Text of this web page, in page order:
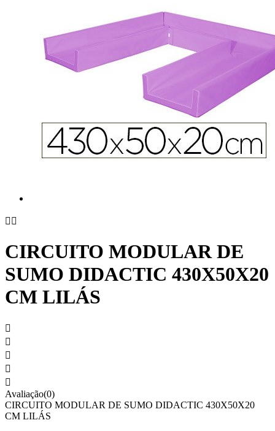
 
CIRCUITO MODULAR DE
SUMO DIDACTIC 430X50X20
CM LILÁS





Avaliação(0)
CIRCUITO MODULAR DE SUMO DIDACTIC 430X50X20
CM LILÁS